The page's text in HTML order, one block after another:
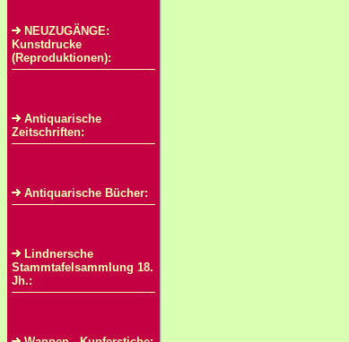
NEUZUGÄNGE:
Kunstdrucke
(Reproduktionen):
Antiquarische
Zeitschriften:
Antiquarische Bücher:
Lindnersche
Stammtafelsammlung 18.
Jh.: